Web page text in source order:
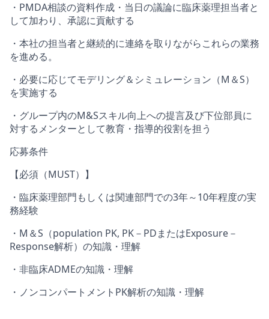
・PMDA相談の資料作成・当日の議論に臨床薬理担当者と
して加わり、承認に貢献する
・本社の担当者と継続的に連絡を取りながらこれらの業務
を進める。
・必要に応じてモデリング＆シミュレーション（M＆S）
を実施する
・グループ内のM&Sスキル向上への提言及び下位部員に
対するメンターとして教育・指導的役割を担う
応募条件
【必須（MUST）】
・臨床薬理部門もしくは関連部門での3年～10年程度の実
務経験
・M＆S（population PK, PK－PDまたはExposure－
Response解析）の知識・理解
・非臨床ADMEの知識・理解
・ノンコンパートメントPK解析の知識・理解